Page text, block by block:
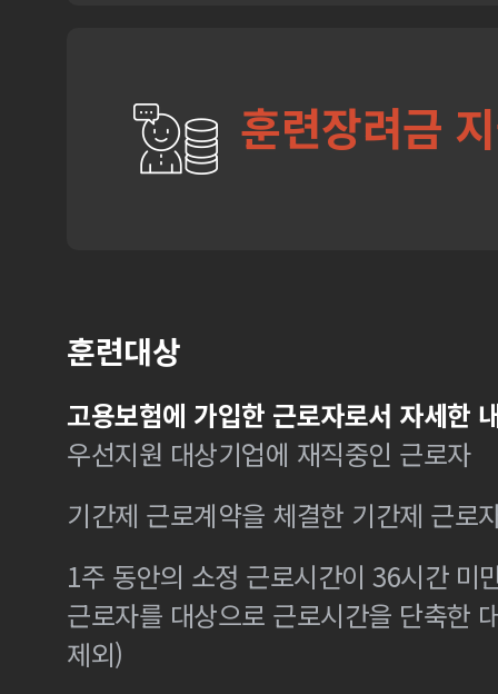
훈련장려금
훈련대상
고용보험에 가입한 근로자로서 자세한
우선지원 대상기업에 재직중인 근로자
기간제 근로계약을 체결한 기간제 근로
1주 동안의 소정 근로시간이 36시간 미
근로자를 대상으로 근로시간을 단축한
제외)